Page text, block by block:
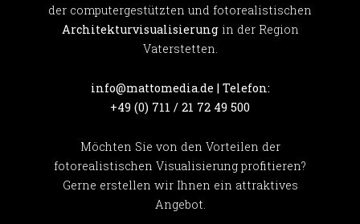
der computergestützten und fotorealistischen
Architekturvisualisierungin der Region
Vaterstetten.
info@mattomedia.de | Telefon:
+49 (0) 711 / 21 72 49 500
Möchten Sie von den Vorteilen der
fotorealistischen Visualisierung profitieren?
Gerne erstellen wir Ihnen ein attraktives
Angebot.